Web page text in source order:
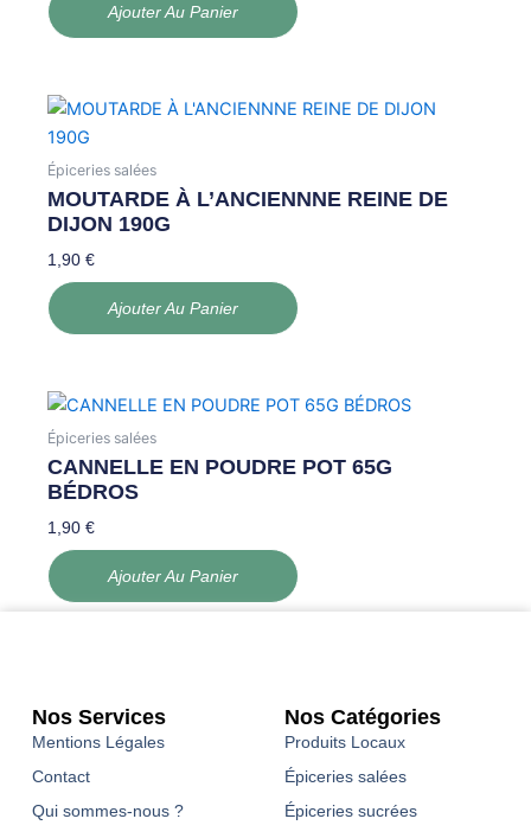
Ajouter Au Panier
Épiceries salées
MOUTARDE À L’ANCIENNNE REINE DE
DIJON 190G
1,90€
Ajouter Au Panier
Épiceries salées
CANNELLE EN POUDRE POT 65G
BÉDROS
1,90€
Ajouter Au Panier
Nos Services
Mentions Légales
Contact
Qui sommes-nous ?
Nos Catégories
Produits Locaux
Épiceries salées
Épiceries sucrées